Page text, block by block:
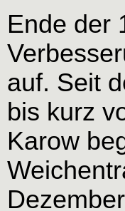
Ende der
auf. Seit
bis kurz
Karow